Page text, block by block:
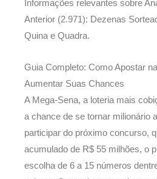
Informações relevantes sobre
Anterior (2.971): Dezenas
Quina e Quadra.
Guia Completo: Como Apostar
Aumentar Suas Chances
A Mega-Sena, a loteria mais
a chance de se tornar milionário
participar do próximo concurso,
acumulado de R$ 55 milhões, o
escolha de 6 a 15 números